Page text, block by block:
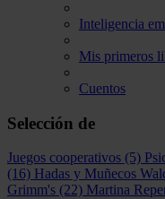
Inteligencia
Mis primeros
Cuentos
Selección de
Juegos cooperativos (5)
(16) Hadas y Muñecos
Grimm's (22) Martina